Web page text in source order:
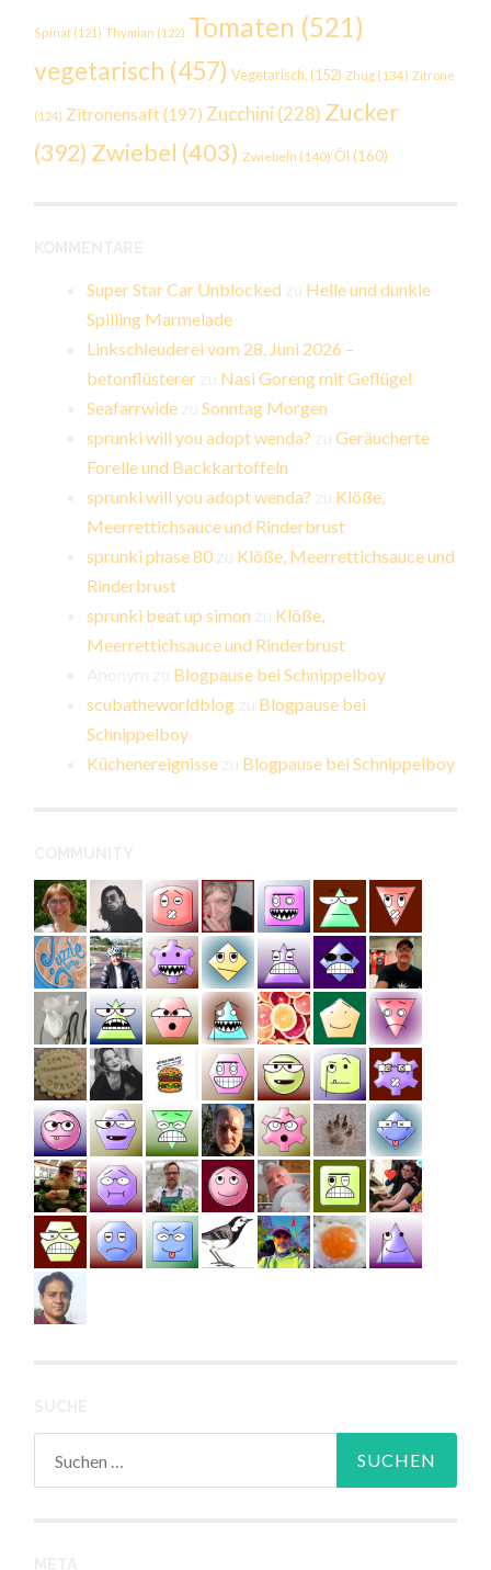
Spinat (121) Thymian (122) Tomaten (521)
vegetarisch (457) Vegetarisch. (152) Zhug (134) Zitrone
(124) Zitronensaft(197) Zucchini (228) Zucker
(392) Zwiebel (403) Zwiebeln (140) Öl (160)
Super Star Car Unblocked
Helle und dunkle
Spilling Marmelade
Linkschleuderei vom 28. Juni 2026 –
betonflüsterer
Nasi Goreng mit Geflügel
Seafarrwide zuSonntag Morgen
sprunki will you adopt wenda? zuGeräucherte
Forelle und Backkartoffeln
sprunki will you adopt wenda?
Klöße,
Meerrettichsauce und Rinderbrust
sprunki phase 80
Klöße, Meerrettichsauce und
Rinderbrust
sprunki beat up simon
Klöße,
Meerrettichsauce und Rinderbrust
Blogpause bei Schnippelboy
scubatheworldblog
Blogpause bei
Schnippelboy
Küchenereignisse
Blogpause bei Schnippelboy